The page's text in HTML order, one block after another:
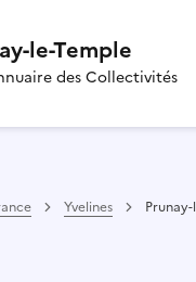
le-Temple
des Collectivités
Yvelines